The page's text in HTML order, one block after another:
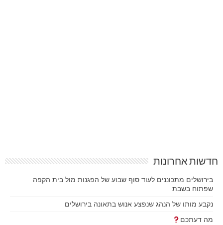
חדשות אחרונות
בירושלים מתכוננים לעוד סוף שבוע של הפגנות מול בית הקפה
שפתוח בשבת
נקבע מותו של הנהג שנפצע אנוש בתאונה בירושלים
מה דעתכם